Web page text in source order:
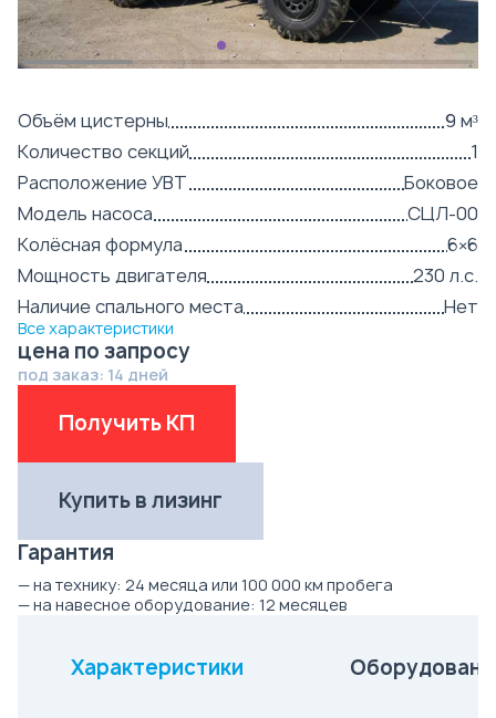
Объём цистерны
9 м³
Количество секций
1
Расположение УВТ
Боковое
Модель насоса
СЦЛ-00
Колёсная формула
6×6
Мощность двигателя
230 л.с.
Наличие спального места
Нет
Все характеристики
цена по запросу
под заказ: 14 дней
Получить КП
Купить в лизинг
Гарантия
— на технику: 24 месяца или 100 000 км пробега
— на навесное оборудование: 12 месяцев
Характеристики